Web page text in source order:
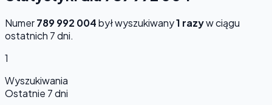
Numer789 992 004był wyszukiwany1 razyw ciągu
ostatnich 7 dni.
1
Wyszukiwania
Ostatnie 7 dni